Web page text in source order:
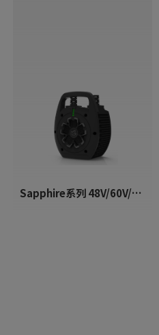
Sapphire系列 48V/60V/72V 550~860W 锂电池充电器